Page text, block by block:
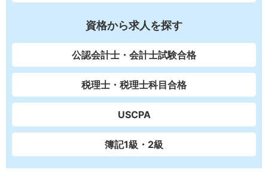
資格から求人を探す
公認会計士・会計士試験合格
税理士・税理士科目合格
USCPA
簿記1級・2級